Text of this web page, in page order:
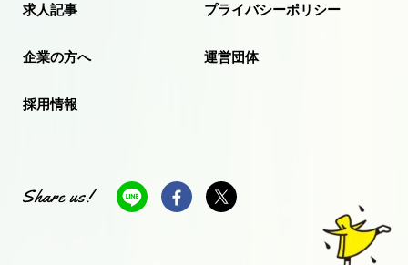
求人記事 プライバシーポリシー
企業の方へ 運営団体
採用情報